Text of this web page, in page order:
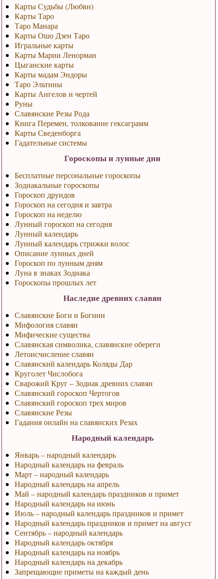
Карты Судьбы (Любви)
Карты Таро
Таро Манара
Карты Ошо Дзен Таро
Игральные карты
Карты Марии Ленорман
Цыганские карты
Карты мадам Эндоры
Таро Эльтины
Карты Ангелов и чертей
Руны
Славянские Резы Рода
Книга Перемен, толкование гексаграмм
Карты Сведенборга
Гадательные системы
Гороскопы и лунные дни
Бесплатные персональные гороскопы
Зодиакальные гороскопы
Гороскоп друидов
Гороскоп на сегодня и завтра
Гороскоп на неделю
Лунный гороскоп на сегодня
Лунный календарь
Лунный календарь стрижки волос
Описание лунных дней
Гороскоп по лунным дням
Луна в знаках Зодиака
Гороскопы прошлых лет
Наследие древних славян
Славянские Боги и Богини
Мифология славян
Мифические существа
Славянская символика, славянские обереги
Летоисчисление славян
Славянский календарь Коляды Дар
Круголет Числобога
Сварожий Круг – Зодиак древних славян
Славянский гороскоп Чертогов
Славянский гороскоп трех миров
Славянские Резы
Гадания онлайн на славянских Резах
Народный календарь
Январь – народный календарь
Народный календарь на февраль
Март – народный календарь
Народный календарь на апрель
Май – народный календарь праздников и примет
Народный календарь на июнь
Июль – народный календарь праздников и примет
Народный календарь праздников и примет на август
Сентябрь – народный календарь
Народный календарь октября
Народный календарь на ноябрь
Народный календарь на декабрь
Запрещающие приметы на каждый день